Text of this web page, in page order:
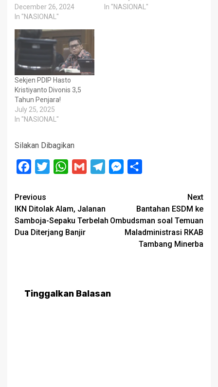
December 26, 2024
In "NASIONAL"
In "NASIONAL"
Sekjen PDIP Hasto
Kristiyanto Divonis 3,5
Tahun Penjara!
July 25, 2025
In "NASIONAL"
Silakan Dibagikan
Facebook
Twitter WhatsApp
Gmail TelegramMessenger
Post
navigation
Previous
IKN Ditolak Alam, Jalanan
Samboja-Sepaku Terbelah
Dua Diterjang Banjir
Next
Bantahan ESDM ke
Ombudsman soal Temuan
Maladministrasi RKAB
Tambang Minerba
Tinggalkan Balasan